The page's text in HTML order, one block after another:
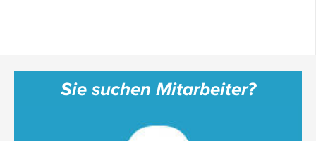
Sie suchen Mitarbeiter?